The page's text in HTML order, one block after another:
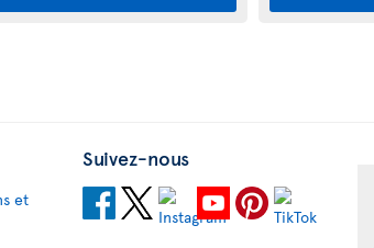
et
Suivez-nous